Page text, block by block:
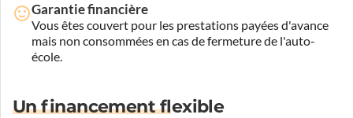
Garantie financière
Vous êtes couvert pour les prestations payées d'avance
mais non consommées en cas de fermeture de l'auto-
école.
Un financement flexible